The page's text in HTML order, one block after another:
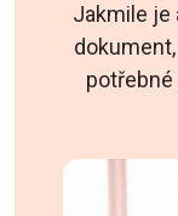
Jakmile je